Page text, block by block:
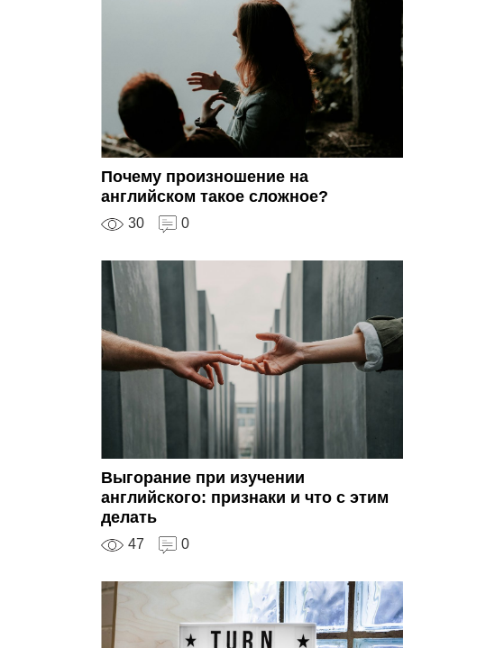
Почему произношение на
английском такое сложное?
30 0
Выгорание при изучении
английского: признаки и что с этим
делать
47 0